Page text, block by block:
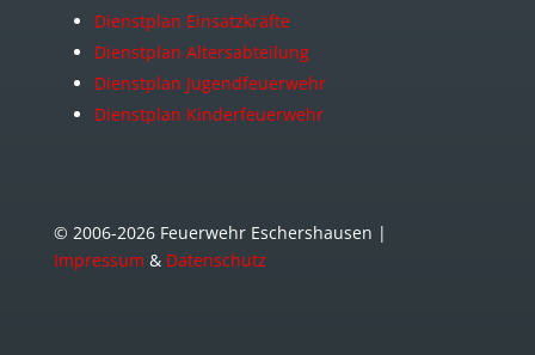
Dienstplan Einsatzkräfte
Dienstplan Altersabteilung
Dienstplan Jugendfeuerwehr
Dienstplan Kinderfeuerwehr
© 2006-2026 Feuerwehr Eschershausen |
Impressum & Datenschutz